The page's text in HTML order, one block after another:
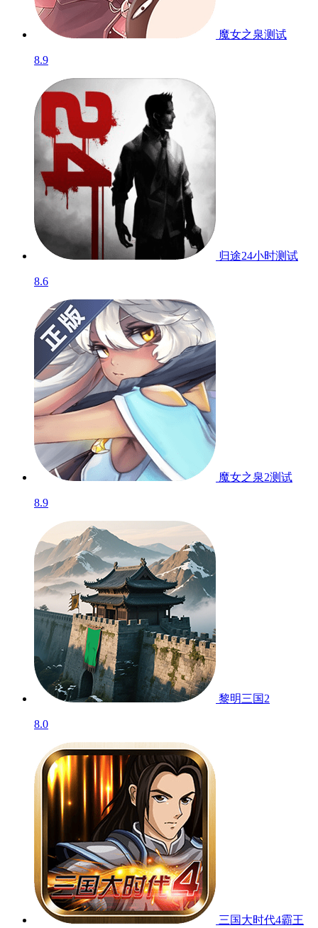
魔女之泉测试
8.9
归途24小时测试
8.6
魔女之泉2测试
8.9
黎明三国2
8.0
三国大时代4霸王